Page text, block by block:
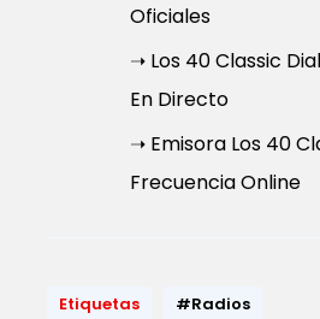
Oficiales
➝ Los 40 Classic
En Directo
➝ Emisora Los 40
Frecuencia Online
Etiquetas #Radios